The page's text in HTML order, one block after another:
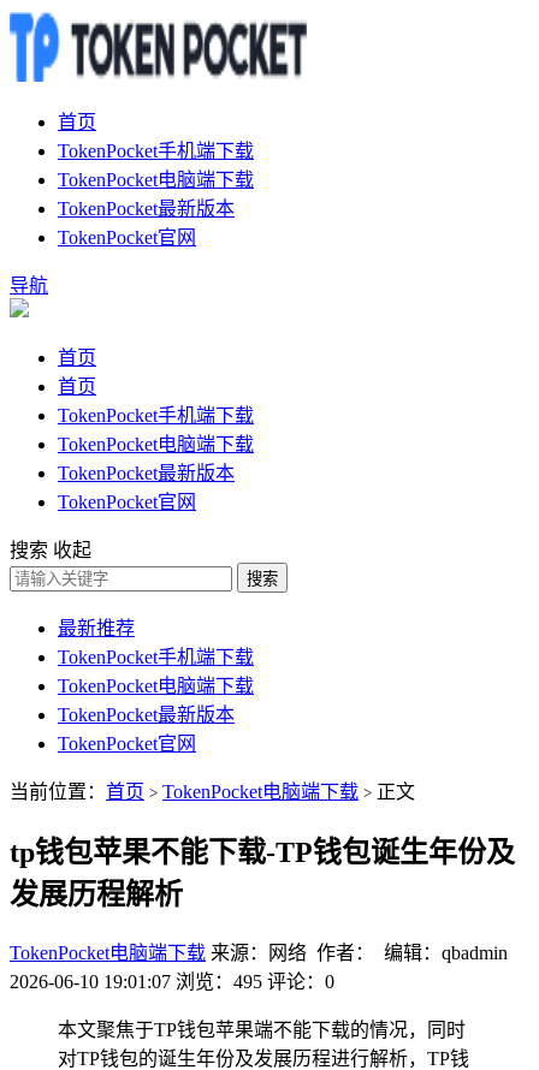
首页
TokenPocket手机端下载
TokenPocket电脑端下载
TokenPocket最新版本
TokenPocket官网
导航
首页
首页
TokenPocket手机端下载
TokenPocket电脑端下载
TokenPocket最新版本
TokenPocket官网
搜索 收起
搜索
最新推荐
TokenPocket手机端下载
TokenPocket电脑端下载
TokenPocket最新版本
TokenPocket官网
当前位置： 首页 > TokenPocket电脑端下载 > 正文
tp钱包苹果不能下载-TP钱包诞生年份及
发展历程解析
TokenPocket电脑端下载 来源：网络 作者： 编辑：qbadmin
2026-06-10 19:01:07 浏览：495 评论：0
本文聚焦于TP钱包苹果端不能下载的情况，同时
对TP钱包的诞生年份及发展历程进行解析，TP钱